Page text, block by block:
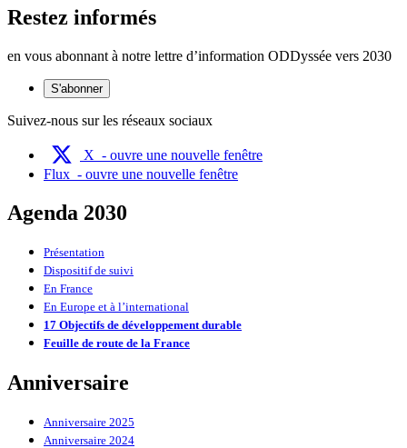
Restez informés
en vous abonnant à notre lettre d’information ODDyssée vers 2030
S'abonner
Suivez-nous sur les réseaux sociaux
X - ouvre une nouvelle fenêtre
Flux - ouvre une nouvelle fenêtre
Agenda 2030
Présentation
Dispositif de suivi
En France
En Europe et à l’international
17 Objectifs de développement durable
Feuille de route de la France
Anniversaire
Anniversaire 2025
Anniversaire 2024